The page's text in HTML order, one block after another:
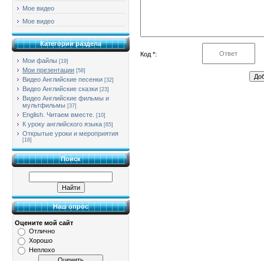
Мое видео
Мое видео
Категории раздела
Мои файлы [19]
Мои презентации [58]
Видео Английские песенки [32]
Видео Английские сказки [23]
Видео Английские фильмы и
мультфильмы [37]
English. Читаем вместе. [10]
К уроку английского языка [65]
Открытые уроки и мероприятия
[16]
Поиск
Наш опрос
Оцените мой сайт
Отлично
Хорошо
Неплохо
Код *: